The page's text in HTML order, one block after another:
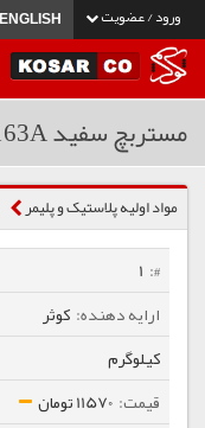
ورود / عضویت ENGLISH
مستربچ سفید 11163A
مواد اولیه پلاستیک و پلیمر
1
کوثر
کیلوگرم
11570 تومان